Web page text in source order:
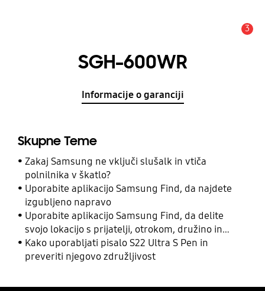
3
SGH-600WR
Informacije o garanciji
Skupne Teme
Zakaj Samsung ne vključi slušalk in vtiča
polnilnika v škatlo?
Uporabite aplikacijo Samsung Find, da najdete
izgubljeno napravo
Uporabite aplikacijo Samsung Find, da delite
svojo lokacijo s prijatelji, otrokom, družino in
drugimi stiki
Kako uporabljati pisalo S22 Ultra S Pen in
preveriti njegovo združljivost